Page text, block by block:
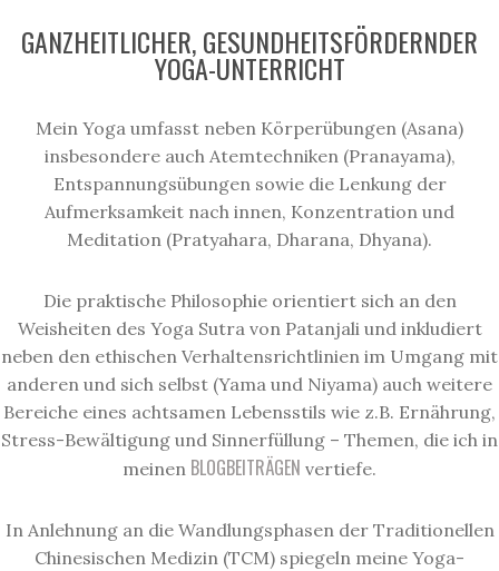
GANZHEITLICHER, GESUNDHEITSFÖRDERNDER
YOGA-UNTERRICHT
Mein Yoga umfasst neben Körperübungen (Asana)
insbesondere auch Atemtechniken (Pranayama),
Entspannungsübungen sowie die Lenkung der
Aufmerksamkeit nach innen, Konzentration und
Meditation (Pratyahara, Dharana, Dhyana).
Die praktische Philosophie orientiert sich an den
Weisheiten des Yoga Sutra von Patanjali und inkludiert
neben den ethischen Verhaltensrichtlinien im Umgang mit
anderen und sich selbst (Yama und Niyama) auch weitere
Bereiche eines achtsamen Lebensstils wie z.B. Ernährung,
Stress-Bewältigung und Sinnerfüllung – Themen, die ich in
meinen BLOGBEITRÄGEN vertiefe.
In Anlehnung an die Wandlungsphasen der Traditionellen
Chinesischen Medizin (TCM) spiegeln meine Yoga-